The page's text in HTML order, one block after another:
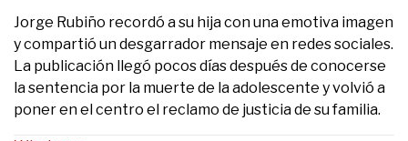
Jorge Rubiño recordó a su hija con una emotiva imagen
y compartió un desgarrador mensaje en redes sociales.
La publicación llegó pocos días después de conocerse
la sentencia por la muerte de la adolescente y volvió a
poner en el centro el reclamo de justicia de su familia.